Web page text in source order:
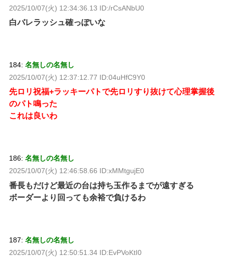
2025/10/07(火) 12:34:36.13 ID:/rCsANbU0
白バレラッシュ確っぽいな
184: 名無しの名無し
2025/10/07(火) 12:37:12.77 ID:04uHfC9Y0
先ロリ祝福+ラッキーパトで先ロリすり抜けて心理掌握後
のパト鳴った
これは良いわ
186: 名無しの名無し
2025/10/07(火) 12:46:58.66 ID:xMMtgujE0
番長もだけど最近の台は持ち玉作るまでが遠すぎる
ボーダーより回っても余裕で負けるわ
187: 名無しの名無し
2025/10/07(火) 12:50:51.34 ID:EvPVoKtI0